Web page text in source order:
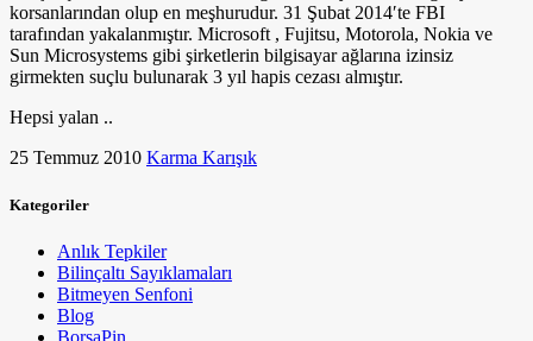
korsanlarından olup en meşhurudur. 31 Şubat 2014′te FBI
tarafından yakalanmıştır. Microsoft , Fujitsu, Motorola, Nokia ve
Sun Microsystems gibi şirketlerin bilgisayar ağlarına izinsiz
girmekten suçlu bulunarak 3 yıl hapis cezası almıştır.
Hepsi yalan ..
25 Temmuz 2010 Karma Karışık
Kategoriler
Anlık Tepkiler
Bilinçaltı Sayıklamaları
Bitmeyen Senfoni
Blog
BorsaPin